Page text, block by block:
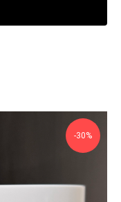
-30%